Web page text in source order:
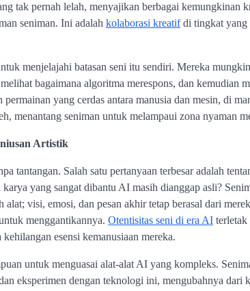
tak pernah lelah, menyajikan berbagai kemungkinan
seniman. Ini adalah kolaborasi kreatifdi tingkat yang
menjelajahi batasan seni itu sendiri. Mereka
bagaimana algoritma merespons, dan kemudian
yang cerdas antara manusia dan mesin, di
menantang seniman untuk melampaui zona nyaman
Artistik
tantangan. Salah satu pertanyaan terbesar adalah
yang sangat dibantu AI masih dianggap asli?
visi, emosi, dan pesan akhir tetap berasal dari
menggantikannya. Otentisitas seni di era AI terletak
esensi kemanusiaan mereka.
untuk menguasai alat-alat AI yang kompleks.
eksperimen dengan teknologi ini, mengubahnya dari